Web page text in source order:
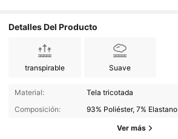
Detalles Del Producto
transpirable Suave
Material:
Tela tricotada
Composición:
93% Poliéster, 7% Elastano
Ver más
323K Seguidores